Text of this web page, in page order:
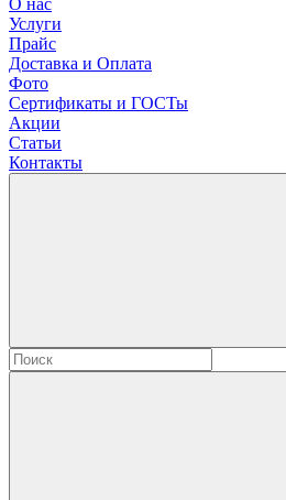
О нас
Услуги
Прайс
Доставка и Оплата
Фото
Сертификаты и ГОСТы
Акции
Статьи
Контакты